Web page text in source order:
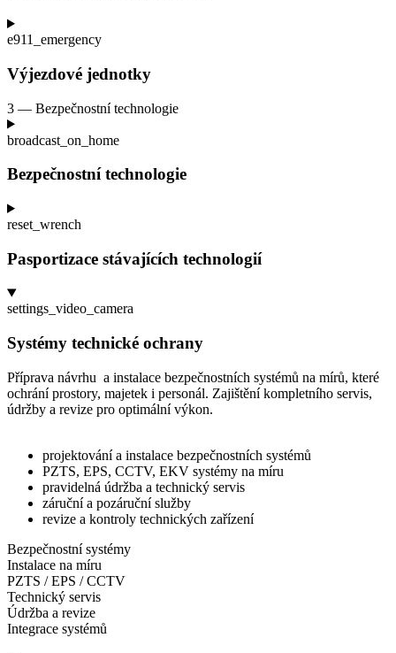
e911_emergency
Výjezdové jednotky
3 — Bezpečnostní technologie
broadcast_on_home
Bezpečnostní technologie
reset_wrench
Pasportizace stávajících technologií
settings_video_camera
Systémy technické ochrany
Příprava návrhu a instalace bezpečnostních systémů na mírů, které
ochrání prostory, majetek i personál. Zajištění kompletního servis,
údržby a revize pro optimální výkon.
projektování a instalace bezpečnostních systémů
PZTS, EPS, CCTV, EKV systémy na míru
pravidelná údržba a technický servis
záruční a pozáruční služby
revize a kontroly technických zařízení
Bezpečnostní systémy
Instalace na míru
PZTS / EPS / CCTV
Technický servis
Údržba a revize
Integrace systémů